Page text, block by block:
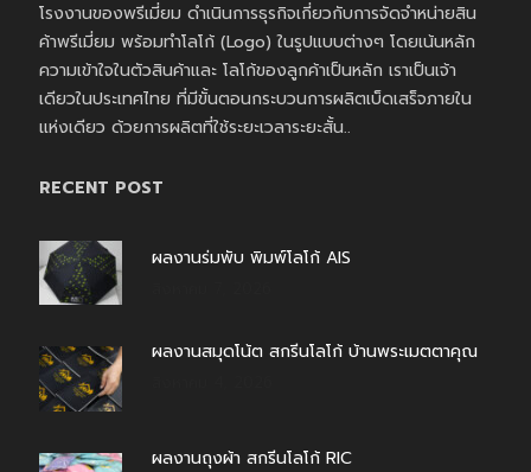
โรงงานของพรีเมี่ยม ดำเนินการธุรกิจเกี่ยวกับการจัดจำหน่ายสิน
ค้าพรีเมี่ยม พร้อมทำโลโก้ (Logo) ในรูปแบบต่างๆ โดยเน้นหลัก
ความเข้าใจในตัวสินค้าและ โลโก้ของลูกค้าเป็นหลัก เราเป็นเจ้า
เดียวในประเทศไทย ที่มีขั้นตอนกระบวนการผลิตเบ็ดเสร็จภายใน
แห่งเดียว ด้วยการผลิตที่ใช้ระยะเวลาระยะสั้น..
RECENT POST
ผลงานร่มพับ พิมพ์โลโก้ AIS
ผลงานสมุดโน้ต สกรีนโลโก้ บ้านพระเมตตาคุณ
ผลงานถุงผ้า สกรีนโลโก้ RIC